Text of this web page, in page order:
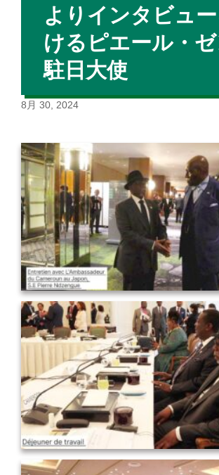
よりインタビュ
けるピエール・
駐日大使
8月 30, 2024